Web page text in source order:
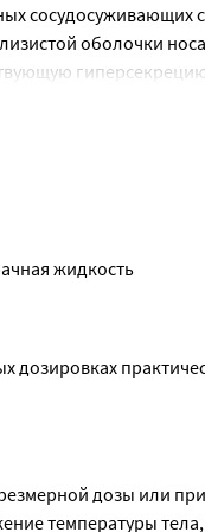
оболочки
не
не раздражает
жидкость
дозы или
температуры